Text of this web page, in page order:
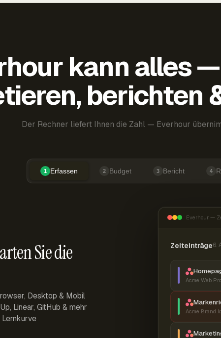
kann alles
berichten
Der Rechner liefert Ihnen die Zahl — Everhour
1 Erfassen 2 Budget 3 Bericht 4
Sie die
Desktop & Mobil
Linear, GitHub & mehr
Lernkurve
Everhour —
Zeiteinträge6.
Acme Web
Acme Brand